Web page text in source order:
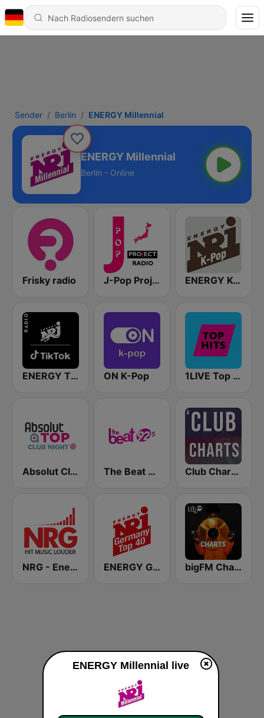
Sender Berlin ENERGY Millennial
ENERGY Millennial
Berlin - Online
Frisky radio J-Pop Project Radio ENERGY K-Pop
ENERGY TikTok ON K-Pop 1LIVE Top Hits
Absolut Club Night The Beat 92.5 FM Club Charts - DJ & REMIX Radio
NRG - Energy Radio ENERGY Germany Top 40 bigFM Charts
ENERGY Millennial live